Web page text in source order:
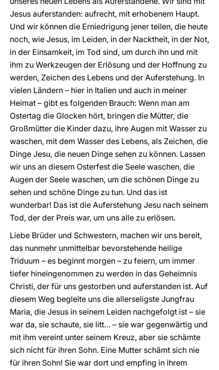
Jesus auferstanden: aufrecht, mit erhobenem Haupt.
Und wir können die Erniedrigung jener teilen, die heute
noch, wie Jesus, im Leiden, in der Nacktheit, in der Not,
in der Einsamkeit, im Tod sind, um durch ihn und mit
ihm zu Werkzeugen der Erlösung und der Hoffnung zu
werden, Zeichen des Lebens und der Auferstehung. In
vielen Ländern – hier in Italien und auch in meiner
Heimat – gibt es folgenden Brauch: Wenn man am
Ostertag die Glocken hört, bringen die Mütter, die
Großmütter die Kinder dazu, ihre Augen mit Wasser zu
waschen, mit dem Wasser des Lebens, als Zeichen, die
Dinge Jesu, die neuen Dinge sehen zu können. Lassen
wir uns an diesem Osterfest die Seele waschen, die
Augen der Seele waschen, um die schönen Dinge zu
sehen und schöne Dinge zu tun. Und das ist
wunderbar! Das ist die Auferstehung Jesu nach seinem
Tod, der der Preis war, um uns alle zu erlösen.
Liebe Brüder und Schwestern, machen wir uns bereit,
das nunmehr unmittelbar bevorstehende heilige
Triduum – es beginnt morgen – zu feiern, um immer
tiefer hineingenommen zu werden in das Geheimnis
Christi, der für uns gestorben und auferstanden ist. Auf
diesem Weg begleite uns die allerseligste Jungfrau
Maria, die Jesus in seinem Leiden nachgefolgt ist – sie
war da, sie schaute, sie litt… – sie war gegenwärtig und
mit ihm vereint unter seinem Kreuz, aber sie schämte
sich nicht für ihren Sohn. Eine Mutter schämt sich nie
für ihren Sohn! Sie war dort und empfing in ihrem